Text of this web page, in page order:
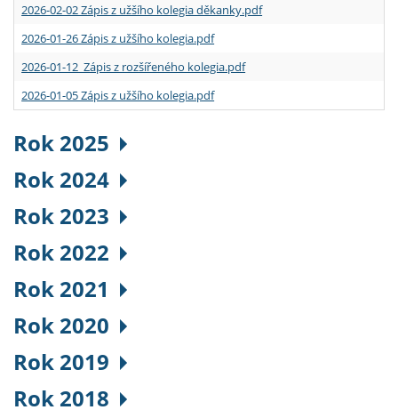
2026-02-02 Zápis z užšího kolegia děkanky.pdf
2026-01-26 Zápis z užšího kolegia.pdf
2026-01-12 Zápis z rozšířeného kolegia.pdf
2026-01-05 Zápis z užšího kolegia.pdf
Rok 2025
Rok 2024
Rok 2023
Rok 2022
Rok 2021
Rok 2020
Rok 2019
Rok 2018